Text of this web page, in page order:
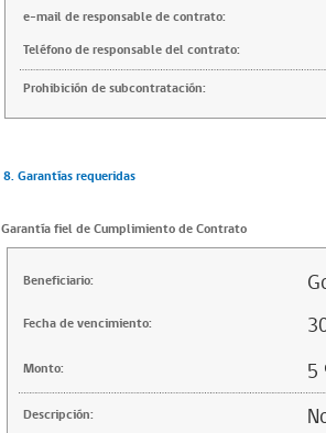
e-mail de responsable de contrato:
Teléfono de responsable del contrato:
Prohibición de subcontratación:
8. Garantías requeridas
Garantía fiel de Cumplimiento de Contrato
Beneficiario:
Fecha de vencimiento:
Monto: 5
Descripción: